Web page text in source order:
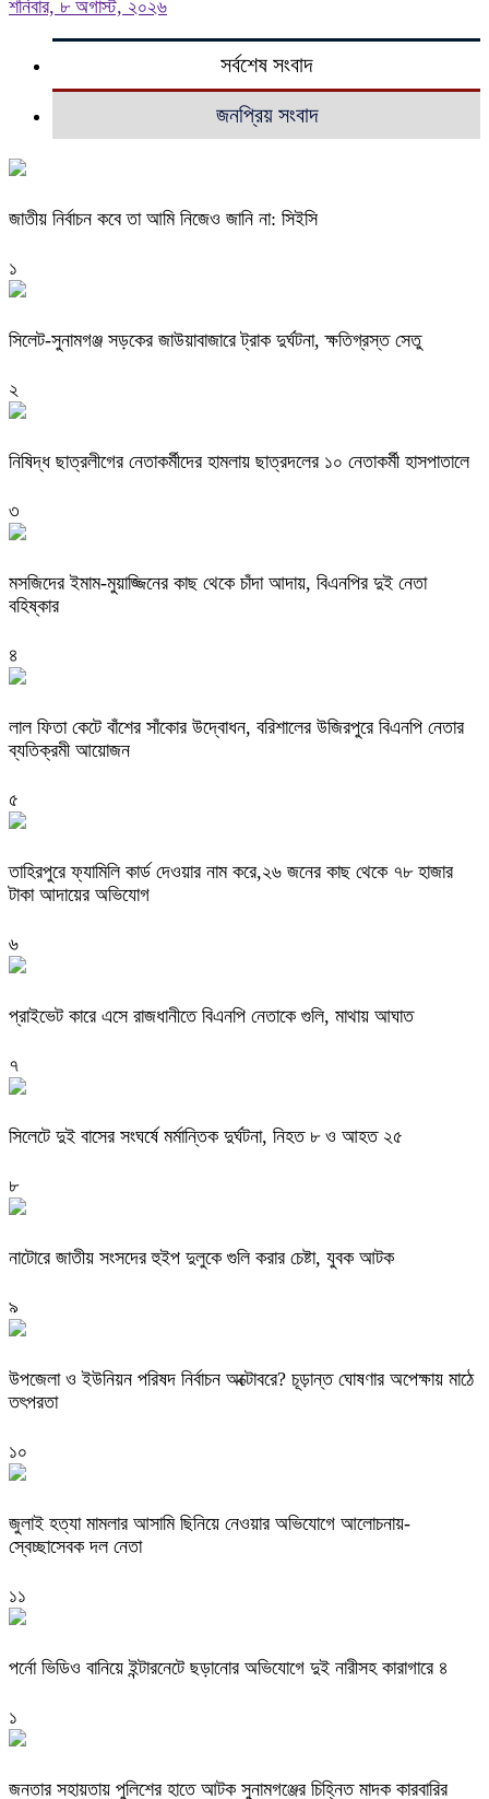
শনিবার, ৮ অগাস্ট, ২০২৬
সর্বশেষ সংবাদ
জনপ্রিয় সংবাদ
জাতীয় নির্বাচন কবে তা আমি নিজেও জানি না: সিইসি
১
‎সিলেট-সুনামগঞ্জ সড়কের জাউয়াবাজারে ট্রাক দুর্ঘটনা, ক্ষতিগ্রস্ত সেতু
২
নিষিদ্ধ ছাত্রলীগের নেতাকর্মীদের হামলায় ছাত্রদলের ১০ নেতাকর্মী হাসপাতালে
৩
মসজিদের ইমাম-মুয়াজ্জিনের কাছ থেকে চাঁদা আদায়, বিএনপির দুই নেতা
বহিষ্কার
৪
‎লাল ফিতা কেটে বাঁশের সাঁকোর উদ্বোধন, বরিশালের উজিরপুরে বিএনপি নেতার
ব্যতিক্রমী আয়োজন
৫
তাহিরপুরে ফ্যামিলি কার্ড দেওয়ার নাম করে,২৬ জনের কাছ থেকে ৭৮ হাজার
টাকা আদায়ের অভিযোগ
৬
প্রাইভেট কারে এসে রাজধানীতে বিএনপি নেতাকে গুলি, মাথায় আঘাত
৭
সিলেটে দুই বাসের সংঘর্ষে মর্মান্তিক দুর্ঘটনা, নিহত ৮ ও আহত ২৫
৮
নাটোরে জাতীয় সংসদের হুইপ দুলুকে গুলি করার চেষ্টা, যুবক আটক
৯
উপজেলা ও ইউনিয়ন পরিষদ নির্বাচন অক্টোবরে? চূড়ান্ত ঘোষণার অপেক্ষায় মাঠে
তৎপরতা
১০
জুলাই হত্যা মামলার আসামি ছিনিয়ে নেওয়ার অভিযোগে আলোচনায়-
স্বেচ্ছাসেবক দল নেতা
১১
পর্নো ভিডিও বানিয়ে ইন্টারনেটে ছড়ানোর অভিযোগে দুই নারীসহ কারাগারে ৪
১
জনতার সহায়তায় পুলিশের হাতে আটক সুনামগঞ্জের চিহ্নিত মাদক কারবারির